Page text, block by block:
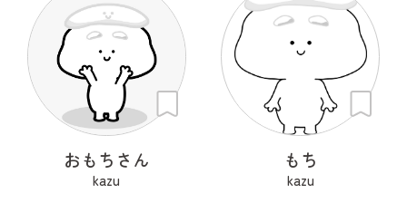
おもちさん
kazu
もち
kazu